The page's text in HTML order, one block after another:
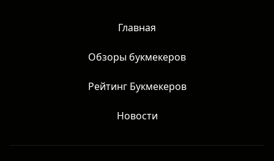
Главная
Обзоры букмекеров
Рейтинг Букмекеров
Новости